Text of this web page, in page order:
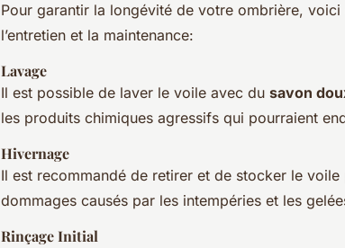
Pour garantir la longévité de votre ombrière,
l’entretien et la maintenance:
Lavage
Il est possible de laver le voile avec du savon
les produits chimiques agressifs qui pourraient
Hivernage
Il est recommandé de retirer et de stocker le voile
dommages causés par les intempéries et les
Rinçage Initial